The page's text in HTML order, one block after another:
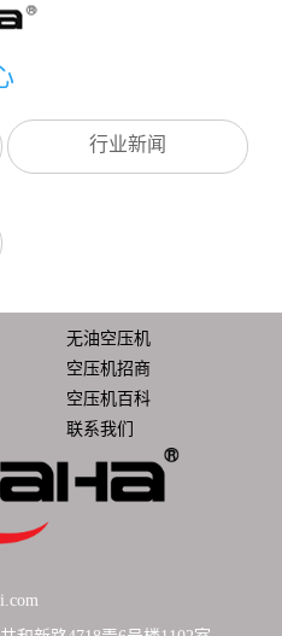
行业新闻
无油空压机
空压机招商
空压机百科
联系我们